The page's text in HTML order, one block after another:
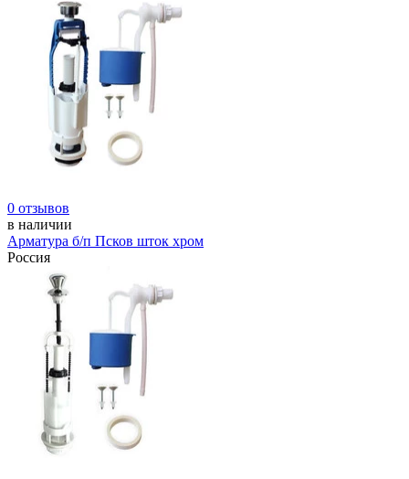
0 отзывов
в наличии
Арматура б/п Псков шток хром
Россия